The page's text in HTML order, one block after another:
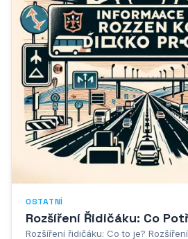
OSTATNÍ
Rozšíření Řidičáku: Co
Rozšíření řidičáku: Co to je?